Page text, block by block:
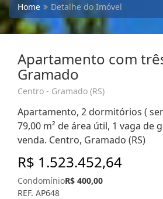
Home Detalhe do Imóvel
Apartamento com
Gramado
Centro - Gramado (RS)
Apartamento, 2 dormitórios (
79,00 m² de área útil, 1 vaga de
venda. Centro, Gramado (RS)
R$ 1.523.452,64
CondomínioR$ 400,00
REF. AP648